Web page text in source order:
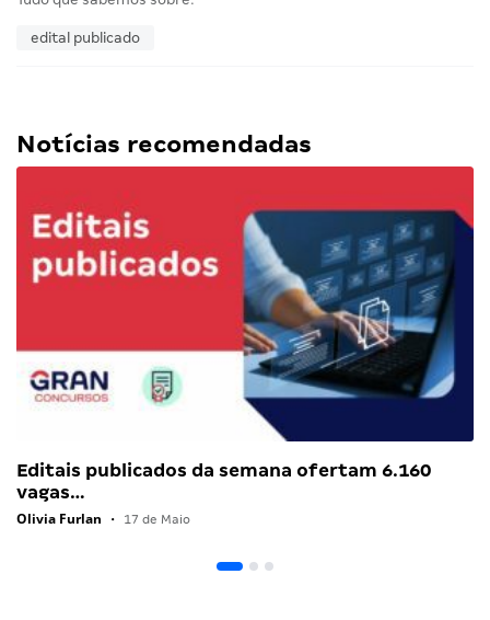
edital publicado
Notícias recomendadas
Editais publicados da semana ofertam 6.160
vagas…
Olivia Furlan • 17 de Maio